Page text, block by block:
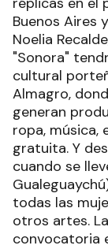
Buenos Aires
Noelia
"Sonora"
cultural
Almagro,
generan
ropa, música,
gratuita. Y
cuando se
todas las
otros artes.
convocatoria